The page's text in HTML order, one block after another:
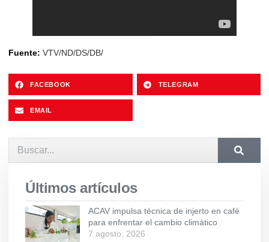
Fuente: VTV/ND/DS/DB/
FACEBOOK TELEGRAM
EMAIL
Últimos artículos
ACAV impulsa técnica de injerto en café
para enfrentar el cambio climático
7 agosto, 2026